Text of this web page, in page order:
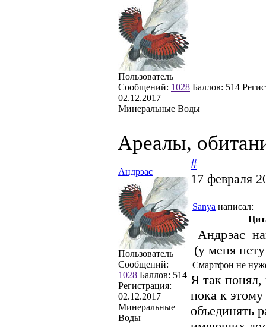
Пользователь
Сообщений: 1028 Баллов: 514
02.12.2017
Минеральные Воды
Ареалы,
Андрэас
Пользователь
Сообщений:
1028 Баллов: 514
Регистрация:
02.12.2017
Минеральные
Воды
#
17 февраля
Sanya написал:
Андрэас
(у меня
Смартфон не
Я так
пока к
объединять